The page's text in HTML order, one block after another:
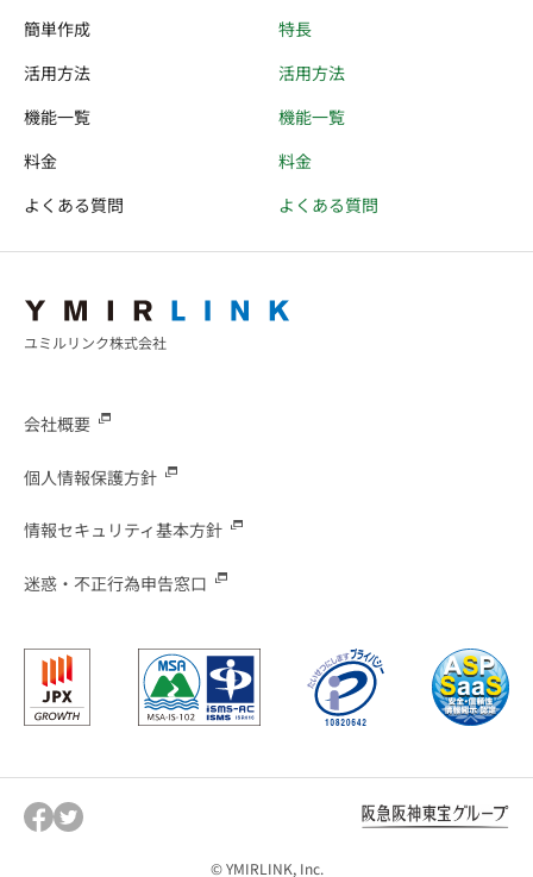
簡単作成
活用方法
機能一覧
料金
よくある質問
特長
活用方法
機能一覧
料金
よくある質問
ユミルリンク株式会社
会社概要
個人情報保護方針
情報セキュリティ基本方針
迷惑・不正行為申告窓口
© YMIRLINK, Inc.